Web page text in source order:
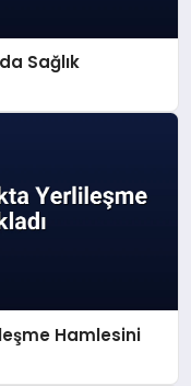
Sağlık
Hamlesini